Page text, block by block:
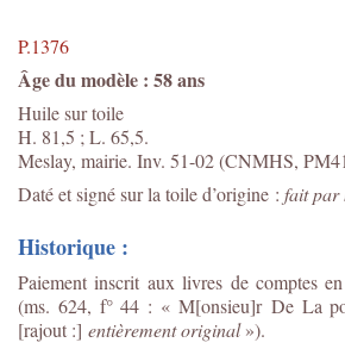
P.1376
Âge du modèle : 58 ans
Huile sur toile
H. 81,5 ; L. 65,5.
Meslay, mairie. Inv. 51-02 (CNMHS,
Daté et signé sur la toile d’origine : fait par
Historique :
Paiement inscrit aux livres de comptes
(ms. 624, f° 44 : « M[onsieu]r De La
[rajout :] entièrement original»).